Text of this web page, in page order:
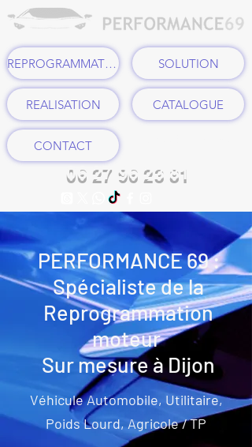
REPROGRAMMATION
CONTACT
SOLUTION
CATALOGUE
REALISATION
06 27 96 23 81
PERFORMANCE 69 :
Spécialiste de la
Reprogrammation
moteur
Sur mesure à Dijon
Véhicule Automobile, Utilitaire,
Poids Lourd, Agricole / TP